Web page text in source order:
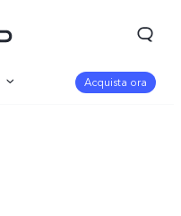
Acquista ora